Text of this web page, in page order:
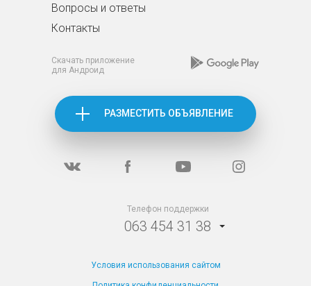
Вопросы и ответы
Контакты
Скачать приложение
для Андроид
РАЗМЕСТИТЬ ОБЪЯВЛЕНИЕ
Телефон поддержки
063 454 31 38
Условия использования сайтом